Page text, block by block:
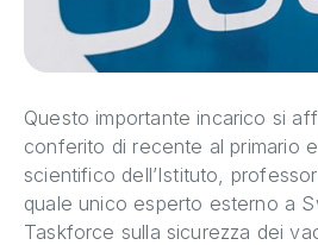
Questo importante incarico si
conferito di recente al primario
scientifico dell’Istituto,
quale unico esperto esterno a
Taskforce sulla sicurezza dei